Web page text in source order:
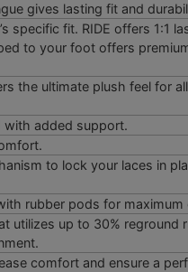
gives lasting fit and
specific fit. RIDE offers 1:1
to your foot offers
the ultimate plush feel for
with added support.
to lock your laces in
rubber pods for
utilizes up to 30%
comfort and ensure a